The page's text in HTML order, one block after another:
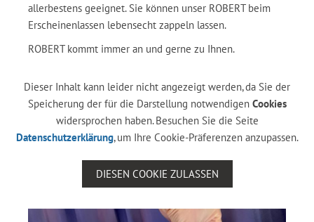
allerbestens geeignet. Sie können unser ROBERT beim
Erscheinenlassen lebensecht zappeln lassen.
ROBERT kommt immer an und gerne zu Ihnen.
Dieser Inhalt kann leider nicht angezeigt werden, da Sie der
Speicherung der für die Darstellung notwendigen Cookies
widersprochen haben. Besuchen Sie die Seite
Datenschutzerklärung, um Ihre Cookie-Präferenzen anzupassen.
DIESEN COOKIE ZULASSEN